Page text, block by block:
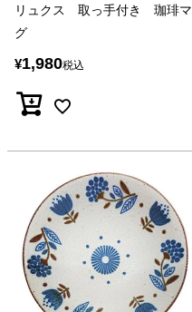
リュクス 取っ手付き 珈琲マ
グ
¥1,980税込